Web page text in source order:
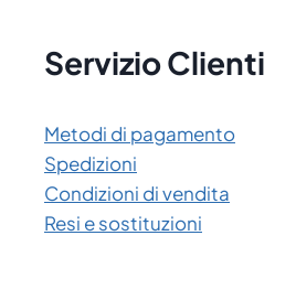
Servizio Clienti
Metodi di pagamento
Spedizioni
Condizioni di vendita
Resi e sostituzioni